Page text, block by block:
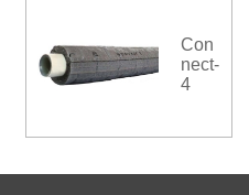
Con
nect-
4